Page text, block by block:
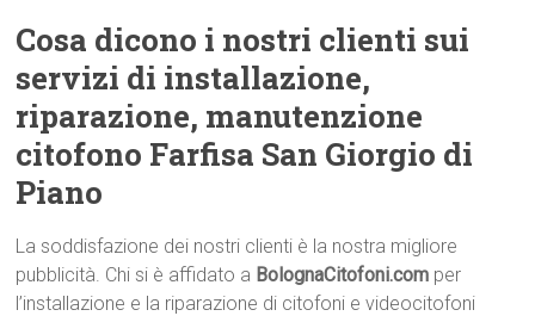
Cosa dicono i nostri clienti sui
servizi di installazione,
riparazione, manutenzione
citofono Farfisa San Giorgio di
Piano
La soddisfazione dei nostri clienti è la nostra migliore
pubblicità. Chi si è affidato a BolognaCitofoni.com per
l’installazione e la riparazione di citofoni e videocitofoni